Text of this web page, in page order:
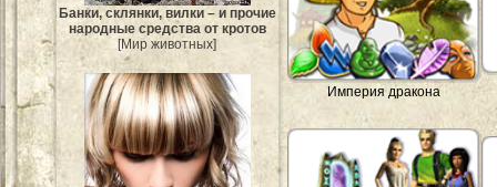
Банки, склянки, вилки – и прочие
народные средства от кротов
[Мир животных]
Империя дракона